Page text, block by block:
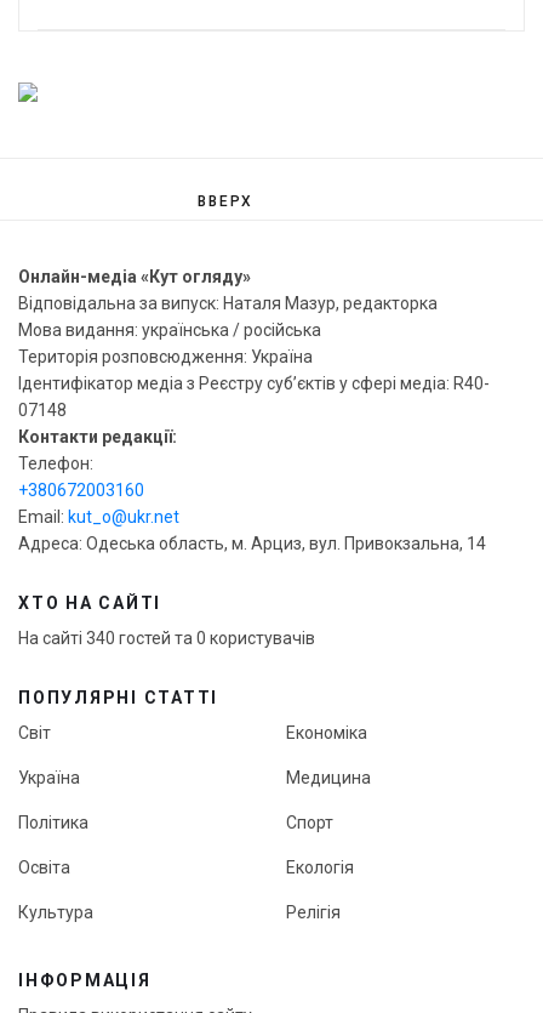
ВВЕРХ
Онлайн-медіа «Кут огляду»
Відповідальна за випуск: Наталя Мазур, редакторка
Мова видання: українська / російська
Територія розповсюдження: Україна
Ідентифікатор медіа з Реєстру суб’єктів у сфері медіа: R40-
07148
Контакти редакції:
Телефон:
+380672003160
Email: kut_o@ukr.net
Адреса: Одеська область, м. Арциз, вул. Привокзальна, 14
ХТО НА САЙТІ
На сайті 340 гостей та 0 користувачів
ПОПУЛЯРНІ СТАТТІ
Світ
Україна
Політика
Освіта
Культура
Економіка
Медицина
Спорт
Екологія
Релігія
ІНФОРМАЦІЯ